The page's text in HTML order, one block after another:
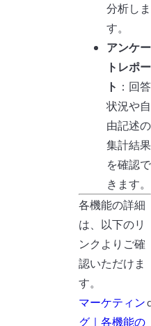
分析しま
す。
アンケー
トレポー
ト ：回答
状況や自
由記述の
集計結果
を確認で
きます。
各機能の詳細
は、以下のリ
ンクよりご確
認いただけま
す。
マーケティン
グ｜各機能の
c